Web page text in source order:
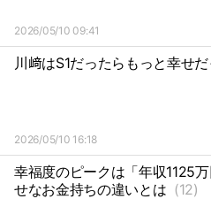
2026/05/10 09:41
川﨑はS1だったらもっと幸せ
2026/05/10 16:18
幸福度のピークは「年収1125
せなお金持ちの違いとは (12)